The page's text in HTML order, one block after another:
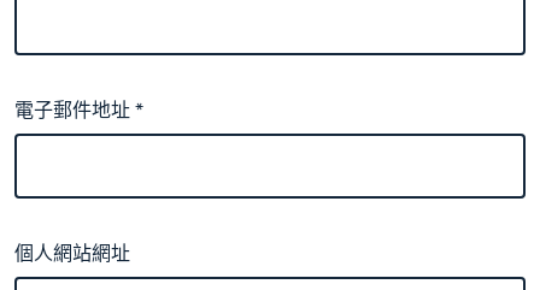
電子郵件地址*
個人網站網址